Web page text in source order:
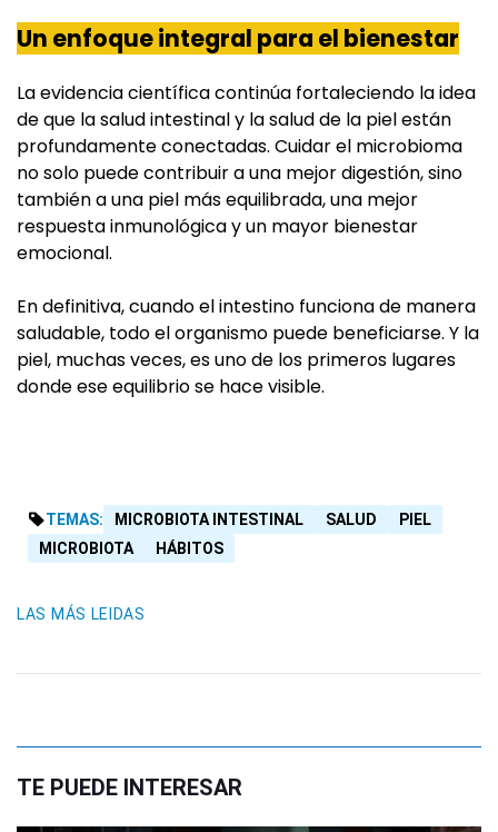
Un enfoque integral para el bienestar
La evidencia científica continúa fortaleciendo la idea
de que la salud intestinal y la salud de la piel están
profundamente conectadas. Cuidar el microbioma
no solo puede contribuir a una mejor digestión, sino
también a una piel más equilibrada, una mejor
respuesta inmunológica y un mayor bienestar
emocional.
En definitiva, cuando el intestino funciona de manera
saludable, todo el organismo puede beneficiarse. Y la
piel, muchas veces, es uno de los primeros lugares
donde ese equilibrio se hace visible.
TEMAS: MICROBIOTA INTESTINAL SALUD
PIEL
MICROBIOTA
HÁBITOS
LAS MÁS LEIDAS
TE PUEDE INTERESAR